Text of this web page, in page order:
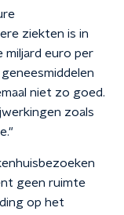
ziekten is in
miljard euro per
niet zo goed.
zoals
geen ruimte
op het